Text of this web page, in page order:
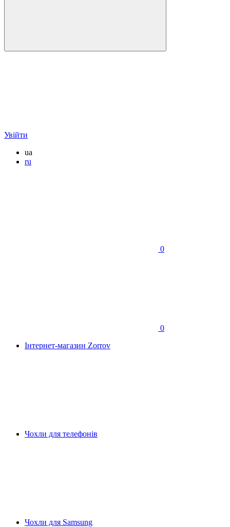
Увійти
ua
ru
0
0
Інтернет-магазин Zorrov
Чохли для телефонів
Чохли для Samsung